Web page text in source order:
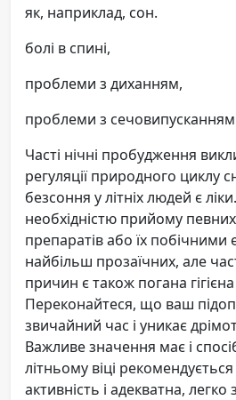
як, наприклад, сон.
болі в спині,
проблеми з диханням,
проблеми з
Часті нічні пробудження
регуляції природного циклу
безсоння у літніх людей є
необхідністю прийому
препаратів або їх
найбільш прозаїчних, але
причин є також погана гігієна
Переконайтеся, що ваш
звичайний час і уникає
Важливе значення має і
літньому віці
активність і адекватна, легко